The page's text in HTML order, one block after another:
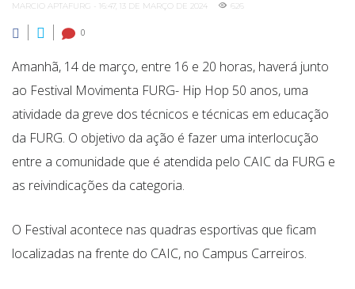
MARCIO APTAFURG - 16:47, 13 DE MARÇO DE 2024 626
0
Amanhã, 14 de março, entre 16 e 20 horas, haverá junto
ao Festival Movimenta FURG- Hip Hop 50 anos, uma
atividade da greve dos técnicos e técnicas em educação
da FURG. O objetivo da ação é fazer uma interlocução
entre a comunidade que é atendida pelo CAIC da FURG e
as reivindicações da categoria.
O Festival acontece nas quadras esportivas que ficam
localizadas na frente do CAIC, no Campus Carreiros.